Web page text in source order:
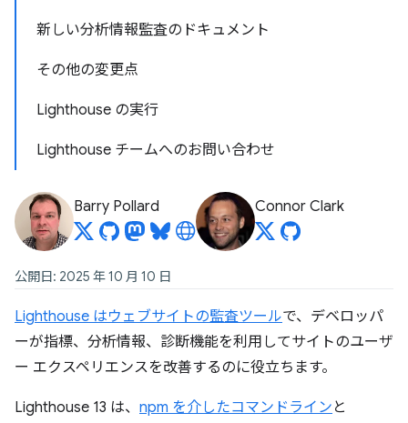
新しい分析情報監査のドキュメント
その他の変更点
Lighthouse の実行
Lighthouse チームへのお問い合わせ
Barry Pollard Connor Clark
公開日: 2025 年 10 月 10 日
Lighthouse はウェブサイトの監査ツールで、デベロッパ
ーが指標、分析情報、診断機能を利用してサイトのユーザ
ー エクスペリエンスを改善するのに役立ちます。
Lighthouse 13 は、 npm を介したコマンドライン と